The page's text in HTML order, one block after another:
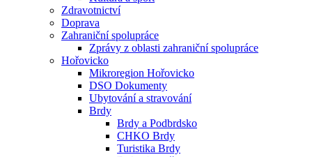
Zdravotnictví
Doprava
Zahraniční spolupráce
Zprávy z oblasti zahraniční spolupráce
Hořovicko
Mikroregion Hořovicko
DSO Dokumenty
Ubytování a stravování
Brdy
Brdy a Podbrdsko
CHKO Brdy
Turistika Brdy